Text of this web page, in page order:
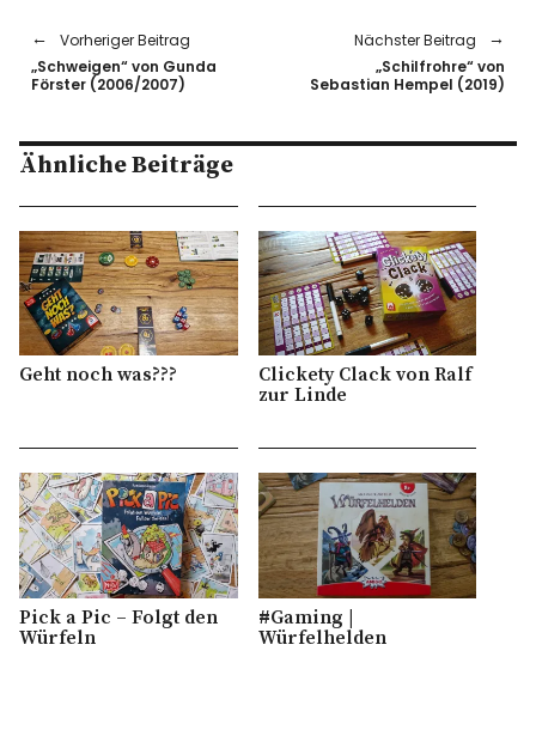
Vorheriger Beitrag
„Schweigen“ von Gunda
Förster (2006/2007)
Nächster Beitrag
„Schilfrohre“ von
Sebastian Hempel (2019)
Ähnliche Beiträge
Geht noch was???
Clickety Clack von Ralf
zur Linde
Pick a Pic – Folgt den
Würfeln
#Gaming |
Würfelhelden